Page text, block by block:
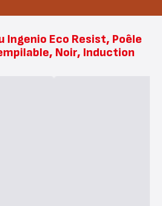
Ingenio Eco Resist, Poêle
Noir, Induction